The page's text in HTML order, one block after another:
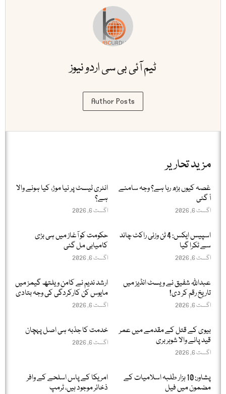
ٹیم آئی بی سی اردو نیوز
Author Posts
مزید تحاریر
غصہ کیوں بڑھ رہا ہے؟ وجہ سامنے
آ گئی
اگست 6, 2026
انٹری ٹیسٹ پر نیا موڑ، کیا ہونے والا
ہے؟
اگست 6, 2026
اسپیس ایکس: 4 ٹن وزنی راکٹ چاند
سے ٹکرا گیا
اگست 6, 2026
حکومت کو آغاز میں ہی بڑی
کامیابی مل گئی
اگست 6, 2026
عبداللّٰہ شفیق نے ویسٹ انڈیز میں
تاریخ رقم کر دی!
اگست 6, 2026
ارشد ندیم نے کامن ویلتھ گیمز میں
مایوس کن کارکردگی کی وجہ بتادی
اگست 6, 2026
بیوی کے قتل کے مقدمے میں عمر
قید پانے والا شوہر بری
اگست 6, 2026
خدمت کا جذبہ ہی اصل پہچان
اگست 6, 2026
پشاور: 10 ہزار طلبہ اسلامیات کے
مضمون میں فیل
امریکا کے پاس اسلحے کے وافر
ذخائر موجود ہیں، ٹرمپ